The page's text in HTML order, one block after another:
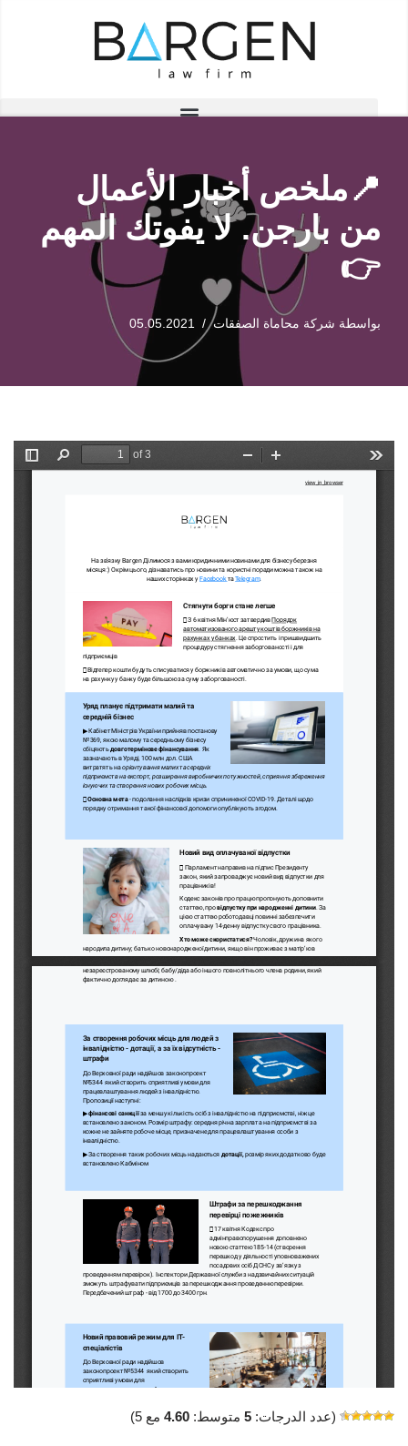
📍ملخص أخبار الأعمال
من بارجن. لا يفوتك المهم
👉
بواسطة شركة محاماة الصفقات 05.05.2021
(عدد الدرجات: 5 متوسط: 4.60 مع 5)